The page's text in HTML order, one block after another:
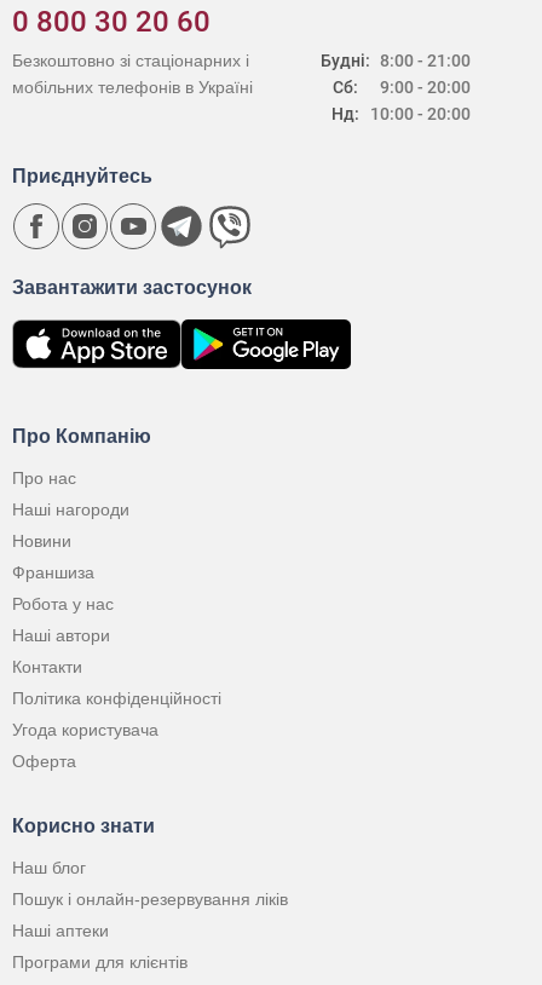
0 800 30 20 60
Будні:
Сб:
Нд:
8:00 - 21:00
9:00 - 20:00
10:00 - 20:00
Безкоштовно зі стаціонарних і
мобільних телефонів в Україні
Про Компанію
Про нас
Наші нагороди
Новини
Франшиза
Робота у нас
Наші автори
Контакти
Політика конфіденційності
Угода користувача
Оферта
Корисно знати
Наш блог
Пошук і онлайн-резервування ліків
Наші аптеки
Програми для клієнтів
Завантажити застосунок
Приєднуйтесь